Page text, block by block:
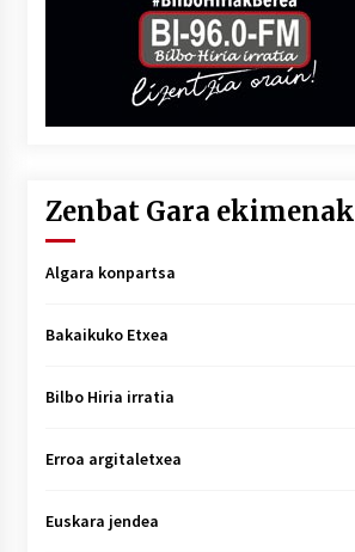
Zenbat Gara ekimenak
Algara konpartsa
Bakaikuko Etxea
Bilbo Hiria irratia
Erroa argitaletxea
Euskara jendea